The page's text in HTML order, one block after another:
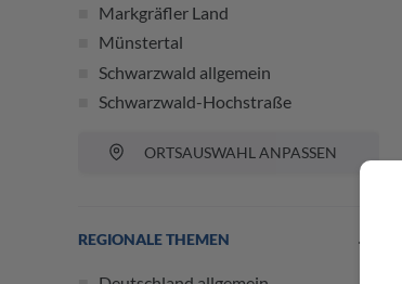
Markgräfler Land
Münstertal
Schwarzwald allgemein
Schwarzwald-Hochstraße
ORTSAUSWAHL ANPASSEN
REGIONALE THEMEN